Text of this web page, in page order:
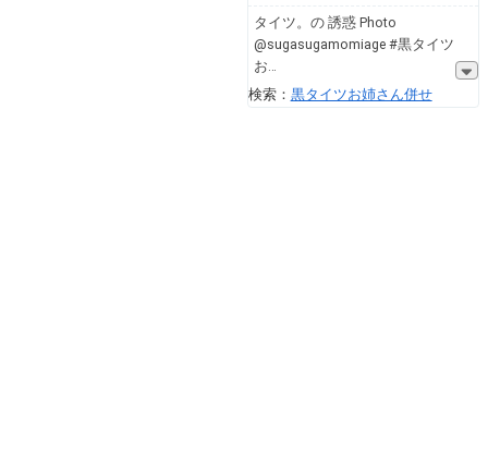
タイツ。の 誘惑 Photo
@sugasugamomiage #黒タイツ
お
検索： 黒タイツお姉さん併せ